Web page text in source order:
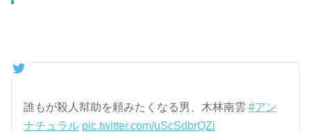
誰もが殺人幇助を頼みたくなる男、木林南雲#アン
ナチュラル pic.twitter.com/uScSdbrQZi